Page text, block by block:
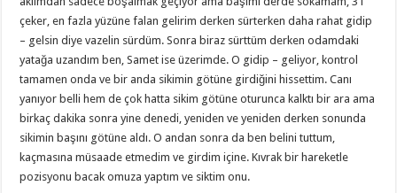
çeker, en fazla yüzüne falan gelirim derken sürterken daha rahat gidip
– gelsin diye vazelin sürdüm. Sonra biraz sürttüm derken odamdaki
yatağa uzandım ben, Samet ise üzerimde. O gidip – geliyor, kontrol
tamamen onda ve bir anda sikimin götüne girdiğini hissettim. Canı
yanıyor belli hem de çok hatta sikim götüne oturunca kalktı bir ara ama
birkaç dakika sonra yine denedi, yeniden ve yeniden derken sonunda
sikimin başını götüne aldı. O andan sonra da ben belini tuttum,
kaçmasına müsaade etmedim ve girdim içine. Kıvrak bir hareketle
pozisyonu bacak omuza yaptım ve siktim onu.